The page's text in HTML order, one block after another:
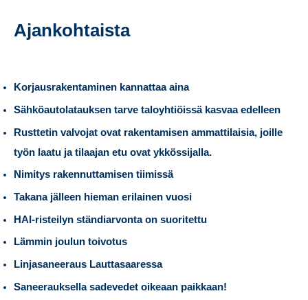
Ajankohtaista
Korjausrakentaminen kannattaa aina
Sähköautolatauksen tarve taloyhtiöissä kasvaa edelleen
Rusttetin valvojat ovat rakentamisen ammattilaisia, joille
työn laatu ja tilaajan etu ovat ykkössijalla.
Nimitys rakennuttamisen tiimissä
Takana jälleen hieman erilainen vuosi
HAI-risteilyn ständiarvonta on suoritettu
Lämmin joulun toivotus
Linjasaneeraus Lauttasaaressa
Saneerauksella sadevedet oikeaan paikkaan!